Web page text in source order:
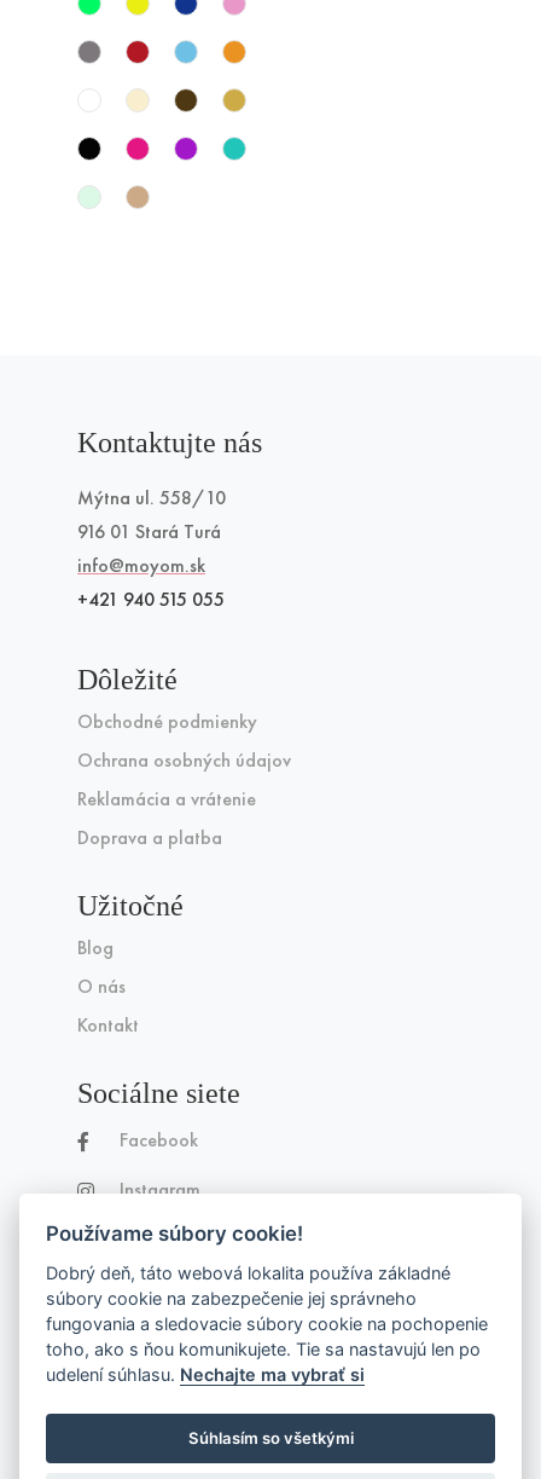
Kontaktujte nás
Mýtna ul. 558/10
916 01 Stará Turá
info@moyom.sk
+421 940 515 055
Dôležité
Obchodné podmienky
Ochrana osobných údajov
Reklamácia a vrátenie
Doprava a platba
Užitočné
Blog
O nás
Kontakt
Sociálne siete
Facebook
Instagram
Made with Lemonbee.sk
© 2026 Moyom, s. r. o. Všetky práva
Používame súbory cookie!
Dobrý deň, táto webová lokalita používa základné
súbory cookie na zabezpečenie jej správneho
fungovania a sledovacie súbory cookie na pochopenie
toho, ako s ňou komunikujete. Tie sa nastavujú len po
udelení súhlasu. Nechajte ma vybrať si
Súhlasím so všetkými